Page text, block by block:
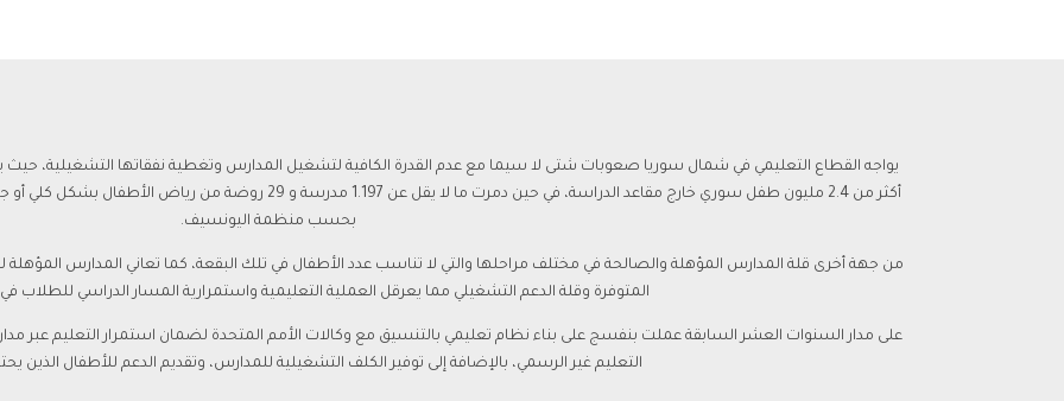
يواجه القطاع التعليمي في شمال سوريا صعوبات شتى لا سيما مع عدم القدرة الكافية لتشغيل المدارس وتغطية نفقاتها التشغيلية، حيث
بحسب منظمة اليونسيف.
من جهة أخرى قلة المدارس المؤهلة والصالحة في مختلف مراحلها والتي لا تناسب عدد الأطفال في تلك البقعة، كما تعاني المدارس
المتوفرة وقلة الدعم التشغيلي مما يعرقل العملية التعليمية واستمرارية المسار الدراسي للطلاب
التعليم غير الرسمي، بالإضافة إلى توفير الكلف التشغيلية للمدارس، وتقديم الدعم للأطفال الذين